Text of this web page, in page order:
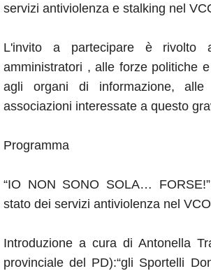
servizi antiviolenza e stalking nel
L'invito a partecipare è rivolto
amministratori , alle forze politiche
agli organi di informazione,
associazioni interessate a questo
Programma
“IO NON SONO SOLA…
stato dei servizi antiviolenza nel
Introduzione a cura di Antonella
provinciale del PD):“gli Sportelli